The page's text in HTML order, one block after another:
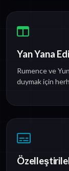
Yan Yana
Rumence ve
duymak için